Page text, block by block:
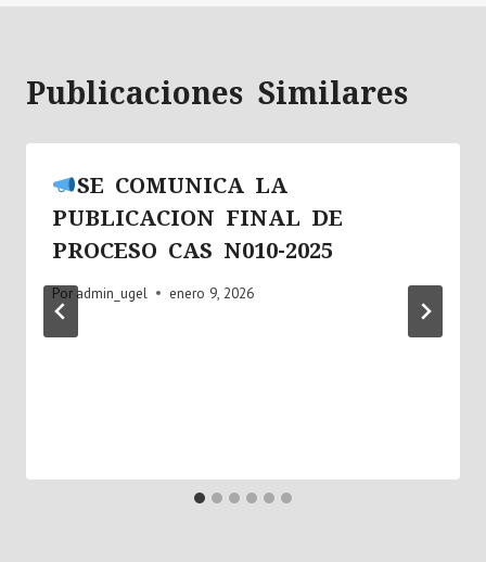
Publicaciones Similares
SE COMUNICA LA
PUBLICACION FINAL DE
PROCESO CAS N010-2025
Poradmin_ugel enero 9, 2026